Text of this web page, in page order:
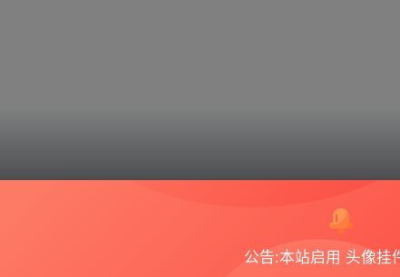
公告:本站启用 头像挂